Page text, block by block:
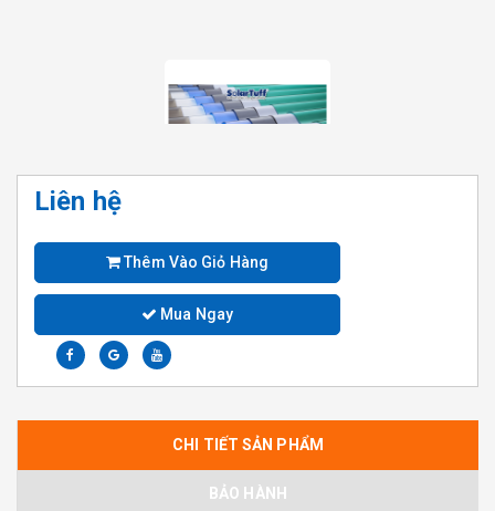
Liên hệ
Thêm Vào Giỏ Hàng
Mua Ngay
CHI TIẾT SẢN PHẨM
BẢO HÀNH